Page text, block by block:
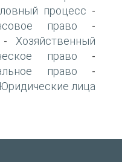
процесс -
право -
- Хозяйственный
право -
право -
Юридические лица